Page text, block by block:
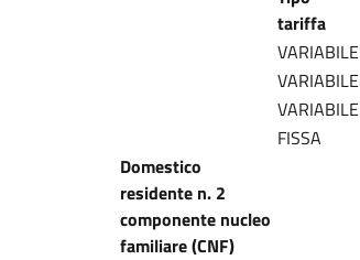
tariffa
VARIABILE
VARIABILE
VARIABILE
FISSA
Domestico
residente n. 2
componente nucleo
familiare (CNF)